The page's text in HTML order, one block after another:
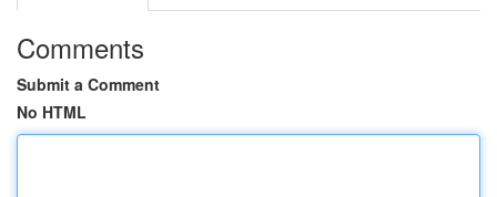
Comments
Submit a Comment
No HTML